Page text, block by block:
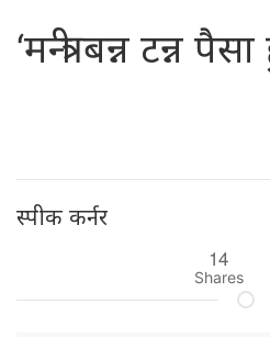
‘मन्त्री बन्न टन्न
स्पीक कर्नर
14
Shares